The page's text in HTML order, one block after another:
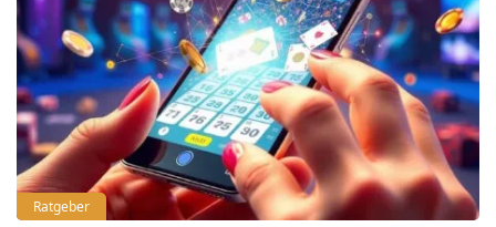
Ratgeber